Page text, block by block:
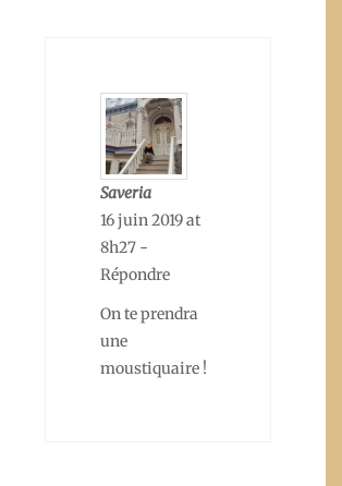
Saveria
16 juin 2019 at
8h27 -
Répondre
On te prendra
une
moustiquaire !